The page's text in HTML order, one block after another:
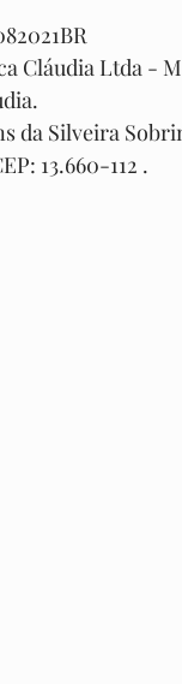
Cláudia Ltda -
da Silveira
13.660-112 .